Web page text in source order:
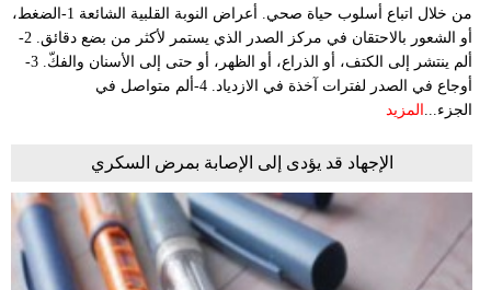
من خلال اتباع أسلوب حياة صحي. أعراض النوبة القلبية الشائعة 1-الضغط،
أو الشعور بالاحتقان في مركز الصدر الذي يستمر لأكثر من بضع دقائق. 2-
ألم ينتشر إلى الكتف، أو الذراع، أو الظهر، أو حتى إلى الأسنان والفكّ. 3-
أوجاع في الصدر لفترات آخذة في الازدياد. 4-ألم متواصل في
الجزء... المزيد
الإجهاد قد يؤدى إلى الإصابة بمرض السكري